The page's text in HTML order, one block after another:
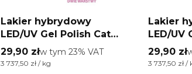
Lakier hybrydowy
LED/UV Gel Polish Cat
Eye Crystal Water Nr 264
Blush Molly Nails
Cena brutto
29,90 złw tym %s VAT
w tym 23% VAT
Cena jednostkowa brutto
3 737,50 zł / kg
Lakier
LED/UV
Eye
Plum
Cena
29,90 zł
Cena
3 737,50 zł /